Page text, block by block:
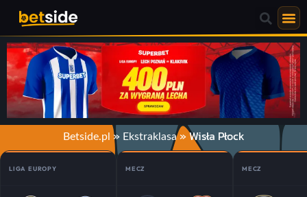
Betside.pl » Ekstraklasa»Wisła Płock
LIGA EUROPY MECZ MECZ